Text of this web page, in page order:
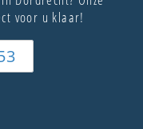
voor u klaar!